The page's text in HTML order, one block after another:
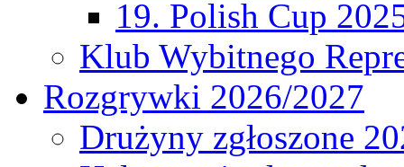
19. Polish Cup
Klub Wybitnego
Rozgrywki 2026/2027
Drużyny zgłoszone